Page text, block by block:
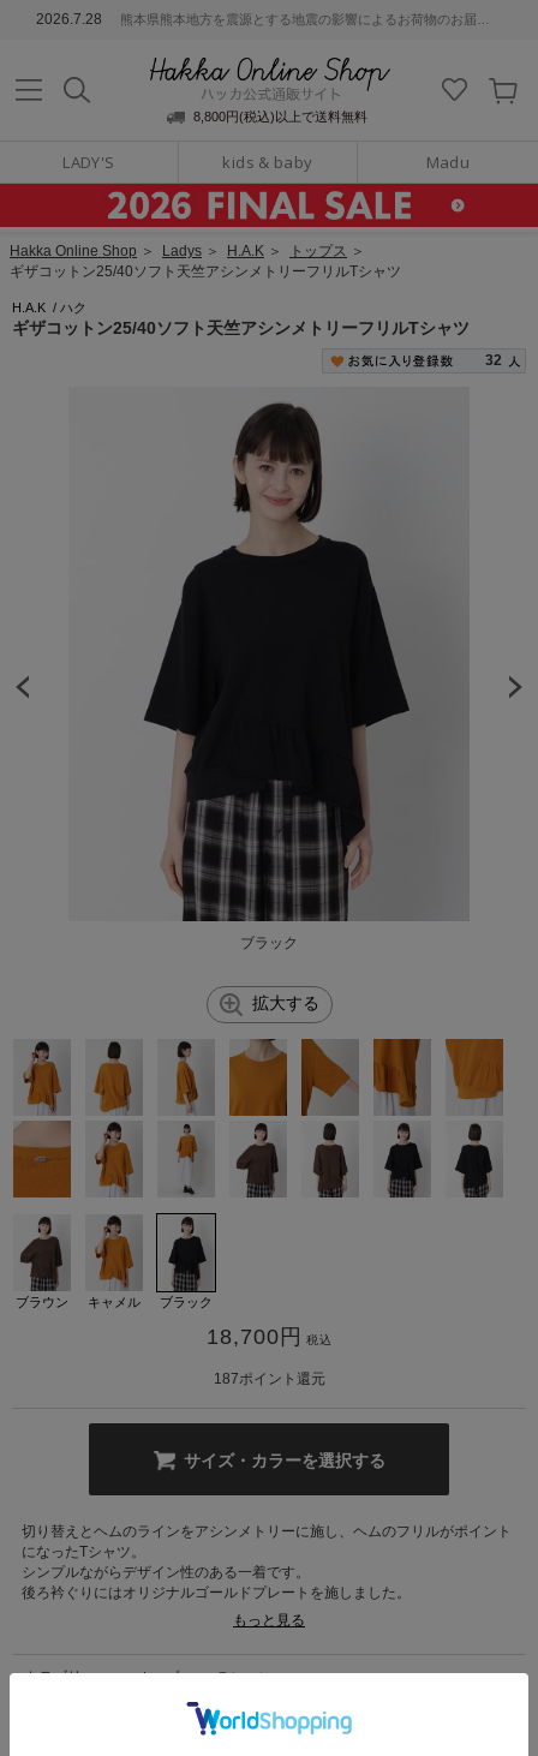
2026.7.28 熊本県熊本地方を震源とする地震の影響によるお荷物のお届けについて
8,800円(税込)以上で送料無料
LADY'S kids & baby Madu
通販サイト
販サイト
Hakka Online Shop ＞ Ladys ＞ H.A.K ＞ トップス ＞
ギザコットン25/40ソフト天竺アシンメトリーフリルTシャツ
H.A.K / ハク
ギザコットン25/40ソフト天竺アシンメトリーフリルTシャツ
32
ブラック
拡大する
ブラウン キャメル ブラック
18,700 円 税込
187ポイント還元
サイズ・カラーを選択する
切り替えとヘムのラインをアシンメトリーに施し、ヘムのフリルがポイント
になったTシャツ。
シンプルながらデザイン性のある一着です。
後ろ衿ぐりにはオリジナルゴールドプレートを施しました。
を表にいれ、プレーティング天竺に編立てた天竺です。
もっと見る
カテゴリ トップス > Ｔシャツ
本体(天竺):綿100%/リブ:綿100%